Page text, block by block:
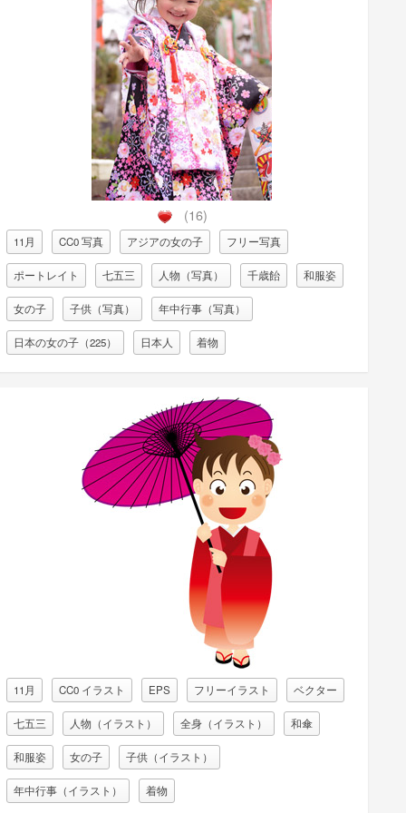
(16)
11月 CC0 写真 アジアの女の子 フリー写真
ポートレイト 七五三 人物（写真） 千歳飴 和服姿
女の子 子供（写真） 年中行事（写真）
日本の女の子（225） 日本人 着物
11月 CC0 イラスト EPS フリーイラスト ベクター
七五三 人物（イラスト） 全身（イラスト） 和傘
和服姿 女の子 子供（イラスト）
年中行事（イラスト） 着物